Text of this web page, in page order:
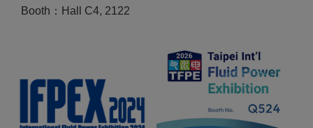
Booth：Hall C4, 2122